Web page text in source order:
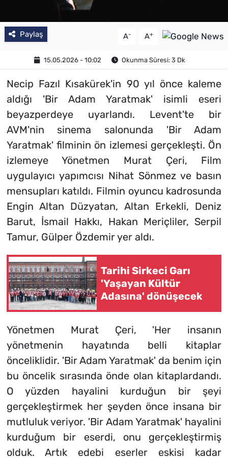
Paylaş A- A+
15.05.2026 - 10:02 Okunma Süresi: 3 Dk
Necip Fazıl Kısakürek'in 90 yıl önce kaleme
aldığı 'Bir Adam Yaratmak' isimli eseri
beyazperdeye uyarlandı. Levent'te bir
AVM'nin sinema salonunda 'Bir Adam
Yaratmak' filminin ön izlemesi gerçekleşti. Ön
izlemeye Yönetmen Murat Çeri, Film
uygulayıcı yapımcısı Nihat Sönmez ve basın
mensupları katıldı. Filmin oyuncu kadrosunda
Engin Altan Düzyatan, Altan Erkekli, Deniz
Barut, İsmail Hakkı, Hakan Meriçliler, Serpil
Tamur, Gülper Özdemir yer aldı.
Tarihi Sirkeci Garı
'Yaşayan Kültür
Adasına' dönüşecek
Yönetmen Murat Çeri, 'Her insanın
yönetmenin hayatında belli kitaplar
önceliklidir. 'Bir Adam Yaratmak' da benim için
bu öncelik sırasında önde olan kitaplardandı.
O yüzden hayalini kurduğun bir şeyi
gerçekleştirmek her şeyden önce insana bir
mutluluk veriyor. 'Bir Adam Yaratmak' hayalini
kurduğum bir eserdi, onu gerçekleştirmiş
olduk. Artık edebi eserler eskisi kadar